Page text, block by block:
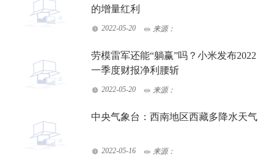
的增量红利
2022-05-20 来源：
劳模雷军还能“躺赢”吗？小米发布2022
一季度财报净利腰斩
2022-05-20 来源：
中央气象台：西南地区西藏多降水天气
2022-05-16 来源：